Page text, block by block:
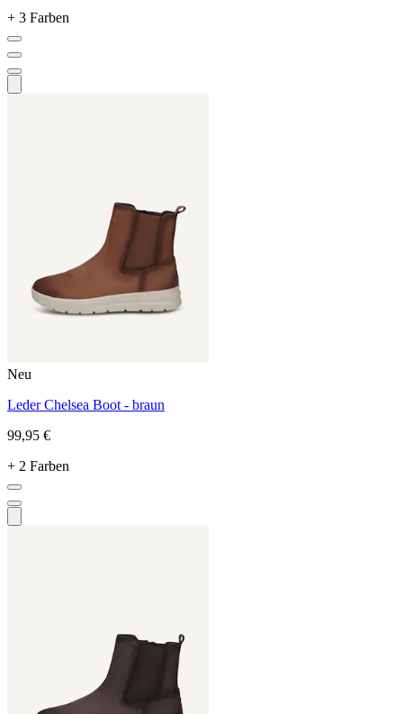
+ 3 Farben
Neu
Leder Chelsea Boot - braun
99,95 €
+ 2 Farben